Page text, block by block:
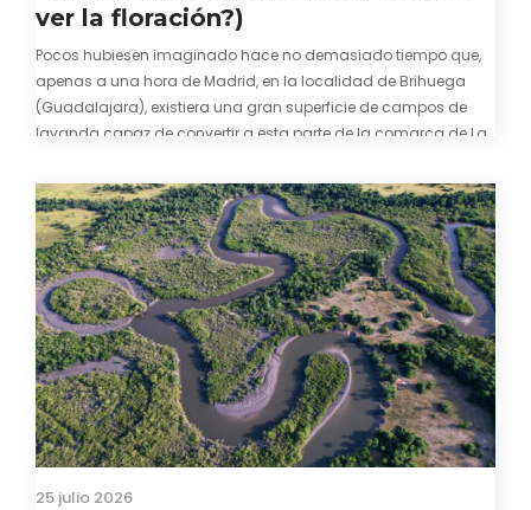
ver la floración?)
Pocos hubiesen imaginado hace no demasiado tiempo que,
apenas a una hora de Madrid, en la localidad de Brihuega
(Guadalajara), existiera una gran superficie de campos de
lavanda capaz de convertir a esta parte de la comarca de La
25 julio 2026